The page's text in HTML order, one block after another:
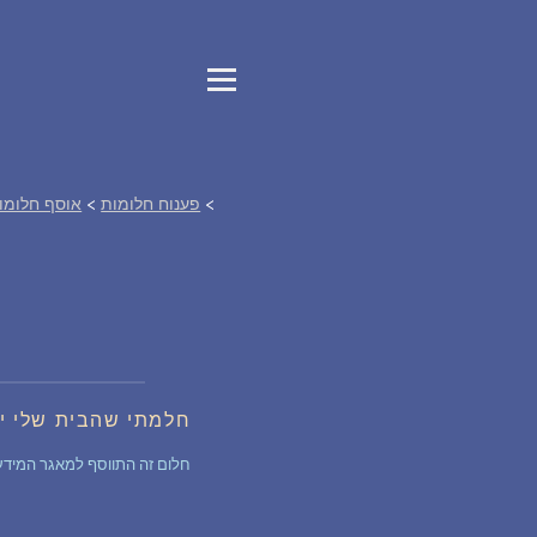
> פענוח חלומות > אוסף
חלמתי שהבית שלי
חלום זה התווסף למאגר המידע של החלומות לפני